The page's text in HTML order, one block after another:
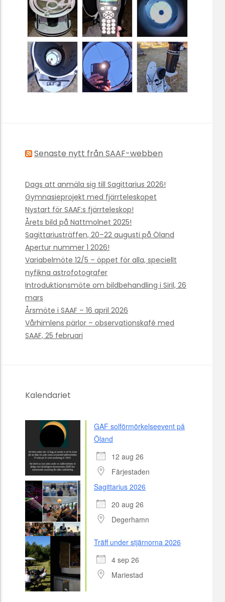
Senaste nytt från SAAF-webben
Dags att anmäla sig till Sagittarius 2026!
Gymnasieprojekt med fjärrteleskopet
Nystart för SAAF:s fjärrteleskop!
Årets bild på Nattmolnet 2025!
Sagittariusträffen, 20–22 augusti på Öland
Apertur nummer 1 2026!
Variabelmöte 12/5 – öppet för alla, speciellt
nyfikna astrofotografer
Introduktionsmöte om bildbehandling i Siril, 26
mars
Årsmöte i SAAF – 16 april 2026
Vårhimlens pärlor – observationskafé med
SAAF, 25 februari
Kalendariet
GAF solförmörkelseevent på
Öland
12 aug 26
Färjestaden
Sagittarius 2026
20 aug 26
Degerhamn
Träff under stjärnorna 2026
4 sep 26
Mariestad